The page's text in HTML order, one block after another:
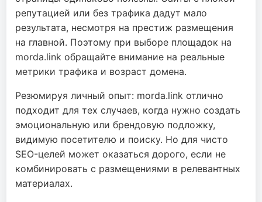
репутацией или без трафика дадут мало
результата, несмотря на престиж размещения
на главной. Поэтому при выборе площадок на
morda.link обращайте внимание на реальные
метрики трафика и возраст домена.
Резюмируя личный опыт: morda.link отлично
подходит для тех случаев, когда нужно создать
эмоциональную или брендовую подложку,
видимую посетителю и поиску. Но для чисто
SEO-целей может оказаться дорого, если не
комбинировать с размещениями в релевантных
материалах.